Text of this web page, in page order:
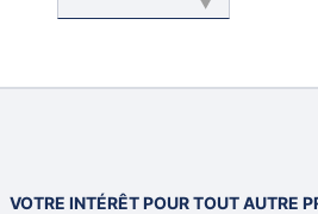
VOTRE INTÉRÊT POUR TOUT AUTRE